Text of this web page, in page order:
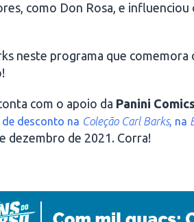
como Don Rosa, e
neste programa que
com o apoio da Panini Comics
desconto na Coleção Carl Barks, na
dezembro de 2021. Corra!